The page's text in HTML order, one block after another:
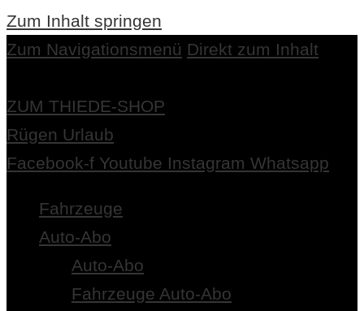
Zum Inhalt springen
Zum Navigationsmenü Direkt zum Inhalt
ZUM THIEDE-SHOP
Rügen Urlaub
Facebook-f Youtube Instagram Whatsapp
Fahrzeuge
Auto-Abo
Auto-Abo
Fahrzeuge Auto-Abo